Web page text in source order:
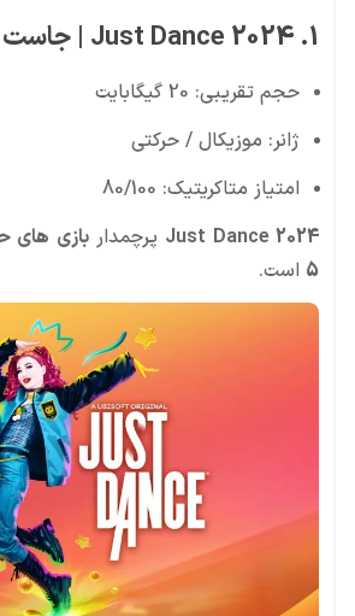
1. Just Dance 2024 | جاست دنس 2024
حجم تقریبی: 20 گیگابایت
ژانر: موزیکال / حرکتی
امتیاز متاکریتیک: 80/100
Just Dance 2024 پرچمداربازی های
5 است.